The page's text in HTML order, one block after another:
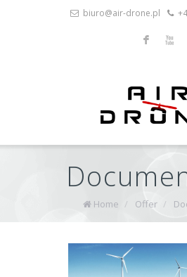
biuro@air-drone.pl
F X
Home / Offer /